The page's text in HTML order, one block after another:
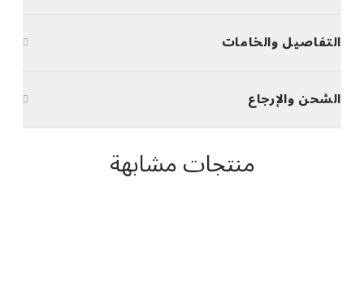
التفاصيل والخامات
الشحن والإرجاع
منتجات مشابهة